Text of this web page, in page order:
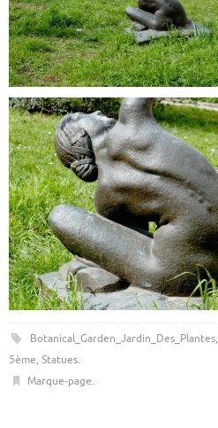
Botanical_Garden_Jardin_Des_Plantes,
5ème, Statues.
Marque-page.